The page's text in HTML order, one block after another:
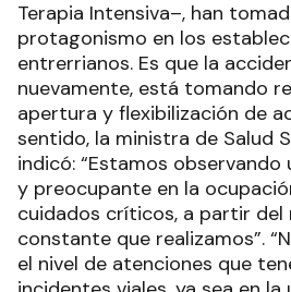
Terapia Intensiva–, han
protagonismo en los
entrerrianos. Es que la
nuevamente, está tomando
apertura y flexibilización de
sentido, la ministra de Salud
indicó: “Estamos
y preocupante en la
cuidados críticos, a partir
constante que realizamos”.
el nivel de atenciones que